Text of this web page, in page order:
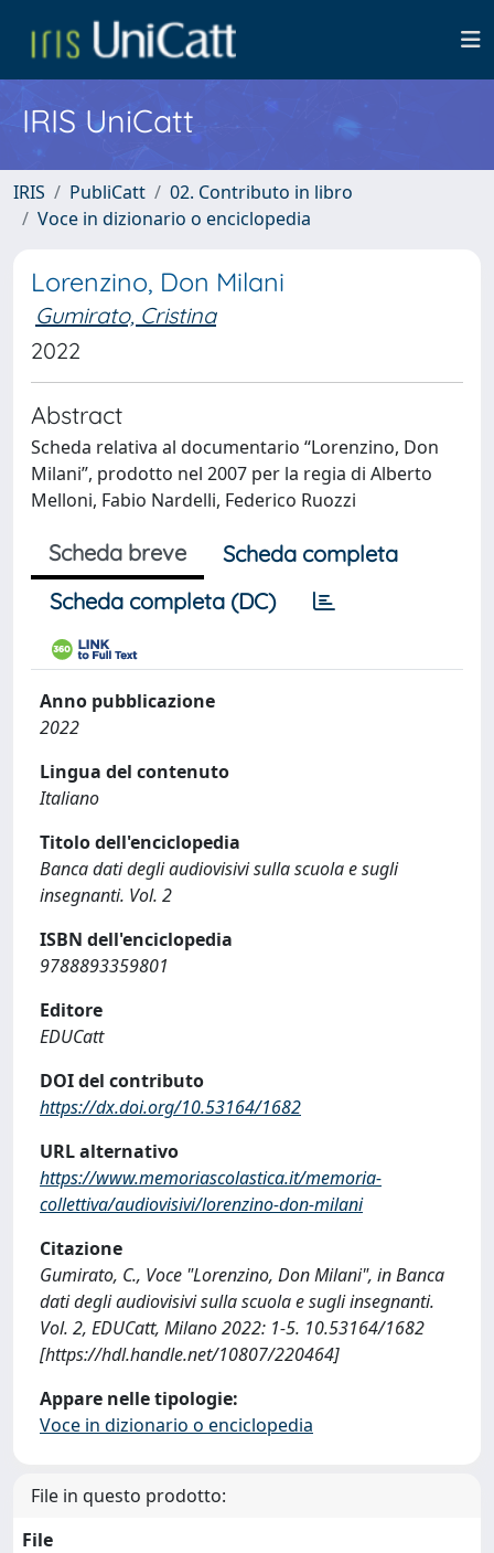
IRIS UniCatt
IRIS PubliCatt
02. Contributo in libro
Voce in dizionario o enciclopedia
Lorenzino, Don Milani
Gumirato, Cristina
2022
Abstract
Scheda relativa al documentario “Lorenzino, Don
Milani”, prodotto nel 2007 per la regia di Alberto
Melloni, Fabio Nardelli, Federico Ruozzi
Scheda breve
Scheda completa
Scheda completa (DC)
Anno pubblicazione
2022
Lingua del contenuto
Italiano
Titolo dell'enciclopedia
Banca dati degli audiovisivi sulla scuola e sugli
insegnanti. Vol. 2
ISBN dell'enciclopedia
9788893359801
Editore
EDUCatt
DOI del contributo
https://dx.doi.org/10.53164/1682
URL alternativo
https://www.memoriascolastica.it/memoria-
collettiva/audiovisivi/lorenzino-don-milani
Citazione
Gumirato, C., Voce "Lorenzino, Don Milani", in Banca
dati degli audiovisivi sulla scuola e sugli insegnanti.
Vol. 2, EDUCatt, Milano 2022: 1-5. 10.53164/1682
[https://hdl.handle.net/10807/220464]
Appare nelle tipologie:
Voce in dizionario o enciclopedia
File in questo prodotto:
File